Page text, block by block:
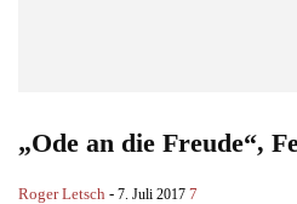
„Ode an die Freude“,
Roger Letsch - 7. Juli 2017 7